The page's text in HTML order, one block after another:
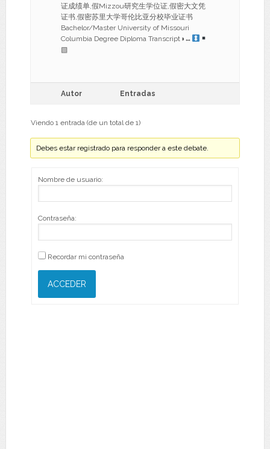
证成绩单,假Mizzou研究生学位证,假密大文凭
证书,假密苏里大学哥伦比亚分校毕业证书
Bachelor/Master University of Missouri
Columbia Degree Diploma Transcript◑↔
▧
Autor Entradas
Viendo 1 entrada (de un total de 1)
Debes estar registrado para responder a este debate.
Nombre de usuario:
Contraseña:
Recordar mi contraseña
ACCEDER